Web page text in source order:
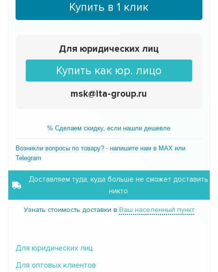
Купить в 1 клик
Для юридических лиц
Купить как юр. лицо
msk@ita-group.ru
% Сделаем скидку, если нашли дешевле
Возникли вопросы по товару? - напишите нам в MAX или
Telegram
Доставляем туда, куда больше не сможет доставить
никто
Узнать стоимость доставки в Ваш населенный пункт
Для юридических лиц
Для оптовых клиентов